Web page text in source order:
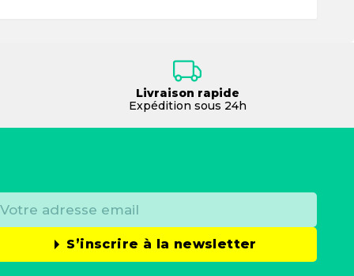
Livraison rapide
Expédition sous 24h
S’inscrire à la newsletter